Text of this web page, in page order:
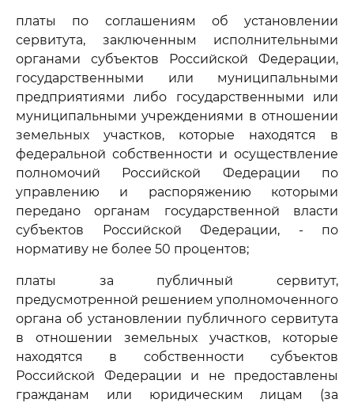
платы по соглашениям об установлении
сервитута, заключенным исполнительными
органами субъектов Российской Федерации,
государственными или муниципальными
предприятиями либо государственными или
муниципальными учреждениями в отношении
земельных участков, которые находятся в
федеральной собственности и осуществление
полномочий Российской Федерации по
управлению и распоряжению которыми
передано органам государственной власти
субъектов Российской Федерации, - по
нормативу не более 50 процентов;
платы за публичный сервитут,
предусмотренной решением уполномоченного
органа об установлении публичного сервитута
в отношении земельных участков, которые
находятся в собственности субъектов
Российской Федерации и не предоставлены
гражданам или юридическим лицам (за